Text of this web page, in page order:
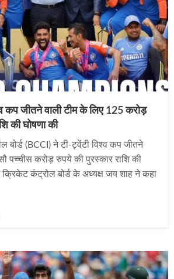
कप जीतने वाली टीम के लिए 125 करोड़
की घोषणा की
बोर्ड (BCCI) ने टी-ट्वेंटी विश्‍व कप जीतने
पच्‍चीस करोड़ रुपये की पुरस्‍कार राशि की
क्रिकेट कंट्रोल बोर्ड के अध्यक्ष जय शाह ने कहा